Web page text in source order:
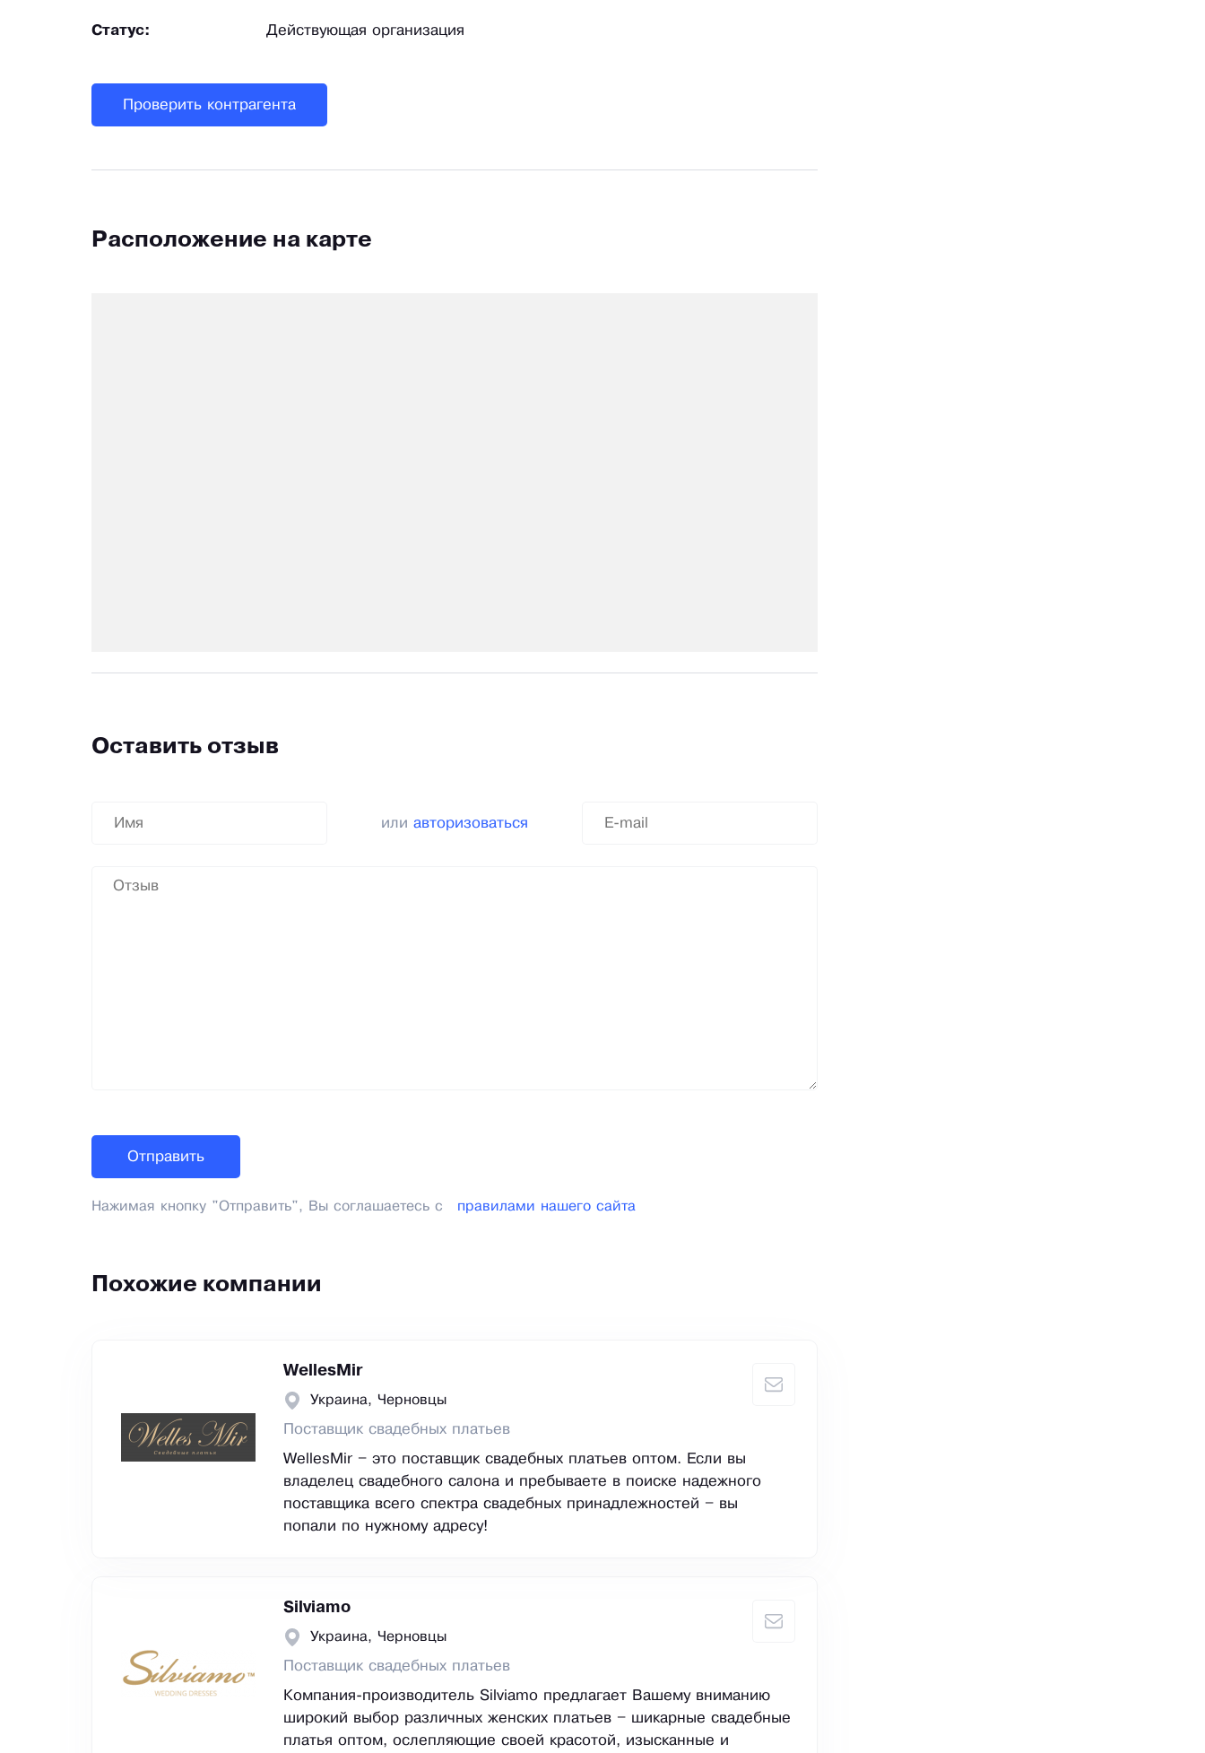
Статус: Действующая организация
Проверить контрагента
Расположение на карте
Оставить отзыв
или авторизоваться
Нажимая кнопку "Отправить", Вы соглашаетесь с правилами нашего сайта
Похожие компании
WellesMir
Украина, Черновцы
Поставщик свадебных платьев
WellesMir – это поставщик свадебных платьев оптом. Если вы
владелец свадебного салона и пребываете в поиске надежного
поставщика всего спектра свадебных принадлежностей – вы
попали по нужному адресу!
Silviamo
Украина, Черновцы
Поставщик свадебных платьев
Компания-производитель Silviamo предлагает Вашему вниманию
широкий выбор различных женских платьев – шикарные свадебные
платья оптом, ослепляющие своей красотой, изысканные и